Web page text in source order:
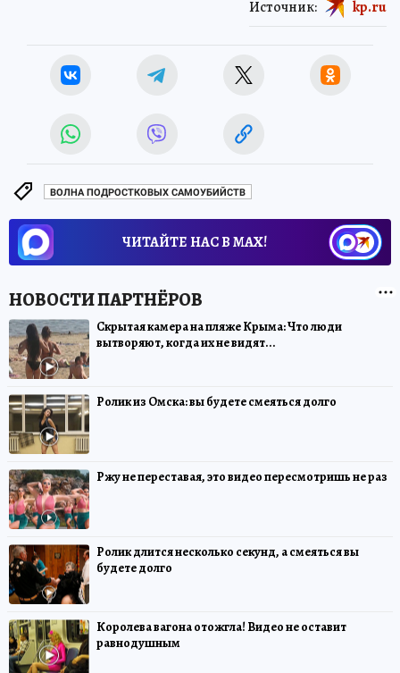
Источник: kp.ru
ВОЛНА ПОДРОСТКОВЫХ САМОУБИЙСТВ
ЧИТАЙТЕ НАС В МАХ!
Скрытая камера на пляже Крыма: Что люди
вытворяют, когда их не видят...
Ролик из Омска: вы будете смеяться долго
Ржу не переставая, это видео пересмотришь не раз
Ролик длится несколько секунд, а смеяться вы
будете долго
Королева вагона отожгла! Видео не оставит
равнодушным